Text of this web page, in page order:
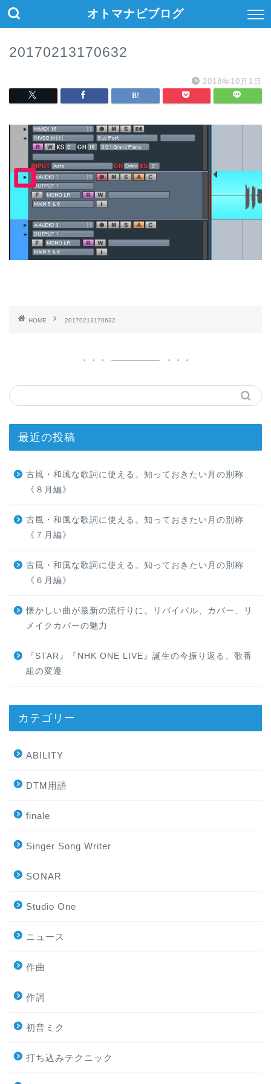
オトマナビブログ
20170213170632
2018年10月1日
HOME 20170213170632
最近の投稿
古風・和風な歌詞に使える。知っておきたい月の別称
《８月編》
古風・和風な歌詞に使える。知っておきたい月の別称
《７月編》
古風・和風な歌詞に使える。知っておきたい月の別称
《６月編》
懐かしい曲が最新の流行りに。リバイバル、カバー、リ
メイクカバーの魅力
『STAR』『NHK ONE LIVE』誕生の今振り返る、歌番
組の変遷
カテゴリー
ABILITY
DTM用語
finale
Singer Song Writer
SONAR
Studio One
ニュース
作曲
作詞
初音ミク
打ち込みテクニック